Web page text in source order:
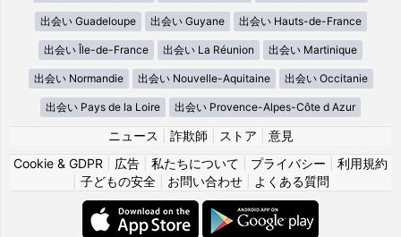
出会い Guadeloupe 出会い Guyane 出会い Hauts-de-France
出会い Île-de-France 出会い La Réunion 出会い Martinique
出会い Normandie 出会い Nouvelle-Aquitaine 出会い Occitanie
出会い Pays de la Loire 出会い Provence-Alpes-Côte d Azur
ニュース 詐欺師 ストア
意見
Cookie & GDPR
広告 私たちについて プライバシー
利用規約
子どもの安全| お問い合わせ| よくある質問